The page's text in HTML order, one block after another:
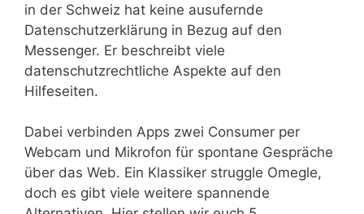
in der Schweiz hat keine ausufernde
Datenschutzerklärung in Bezug auf den
Messenger. Er beschreibt viele
datenschutzrechtliche Aspekte auf den
Hilfeseiten.
Dabei verbinden Apps zwei Consumer per
Webcam und Mikrofon für spontane Gespräche
über das Web. Ein Klassiker struggle Omegle,
doch es gibt viele weitere spannende